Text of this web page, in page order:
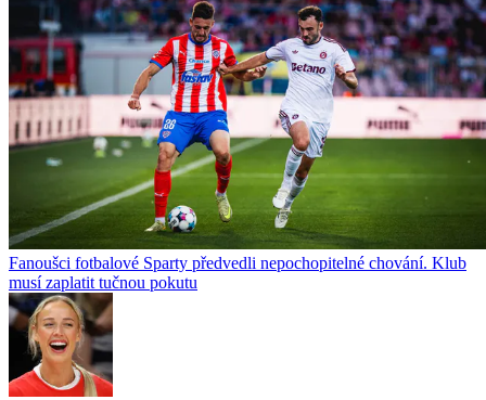
Fanoušci fotbalové Sparty předvedli nepochopitelné chování. Klub
musí zaplatit tučnou pokutu